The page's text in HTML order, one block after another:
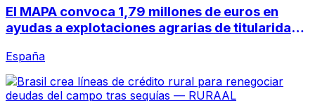
El MAPA convoca 1,79 millones de euros en
ayudas a explotaciones agrarias de titularidad
España